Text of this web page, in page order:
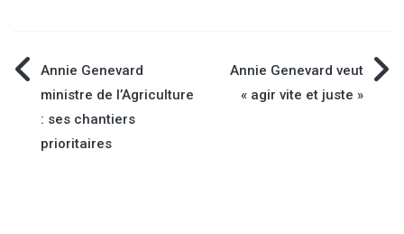
Navigation
de
l’article
Annie Genevard
ministre de l’Agriculture
: ses chantiers
prioritaires
Annie Genevard veut
« agir vite et juste »